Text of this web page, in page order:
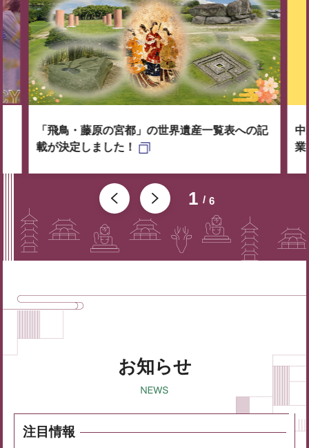
1 6
「飛鳥・藤原の宮都」の世界遺産一覧表への記
載が決定しました！
中
業
お知らせ
注目情報